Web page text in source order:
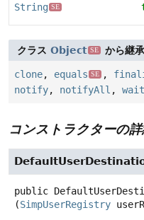
String SE
クラス Object SE から継
clone, equals SE ,
notify, notifyAll , wait
コンストラクターの
public
(SimpUserRegistry